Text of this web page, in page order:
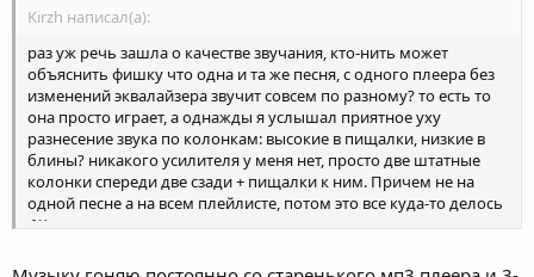
Kirzh написал(а):
раз уж речь зашла о качестве звучания, кто-нить может
объяснить фишку что одна и та же песня, с одного плеера без
изменений эквалайзера звучит совсем по разному? то есть то
она просто играет, а однажды я услышал приятное уху
разнесение звука по колонкам: высокие в пищалки, низкие в
блины? никакого усилителя у меня нет, просто две штатные
колонки спереди две сзади + пищалки к ним. Причем не на
одной песне а на всем плейлисте, потом это все куда-то делось
:%)